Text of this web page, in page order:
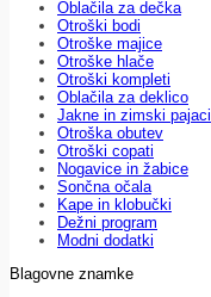
Oblačila za dečka
Otroški bodi
Otroške majice
Otroške hlače
Otroški kompleti
Oblačila za deklico
Jakne in zimski pajaci
Otroška obutev
Otroški copati
Nogavice in žabice
Sončna očala
Kape in klobučki
Dežni program
Modni dodatki
Blagovne znamke